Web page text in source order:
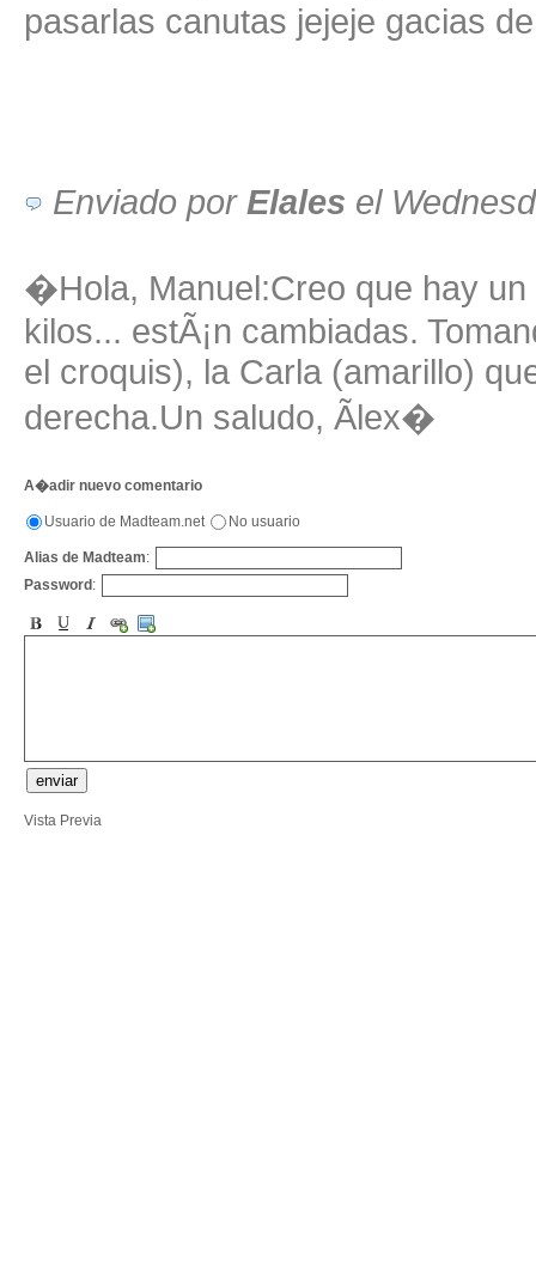
pasarlas canutas jejeje gacias
Enviado por Elales el
�Hola, Manuel:Creo que hay
kilos... estÃ¡n cambiadas.
el croquis), la Carla (amarillo)
derecha.Un saludo, Ãlex�
A�adir nuevo comentario
Usuario de Madteam.net No usuario
Alias de Madteam:
Password:
Vista Previa